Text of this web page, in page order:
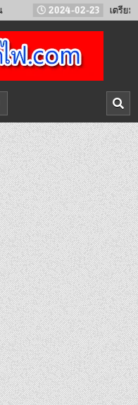
2024-02-23 เตรียมเปิดวิ่งรถ